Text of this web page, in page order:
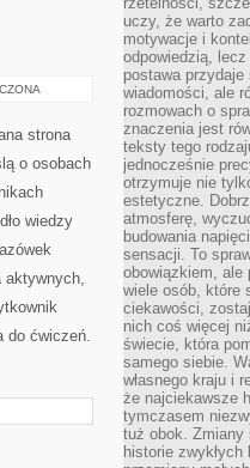
strona
o osobach
wiedzy
aktywnych,
do ćwiczeń.
uczy, że warto
motywacje i
odpowiedzią,
postawa
wiadomości, ale
rozmowach o
znaczenia jest
teksty tego
jednocześnie
otrzymuje nie
estetyczne.
atmosferę,
budowania
sensacji. To
obowiązkiem, ale
wiele osób, które
ciekawości,
nich coś więcej
świecie, która
samego siebie.
własnego kraju i
że najciekawsze
tymczasem
tuż obok. Zmiany
historie